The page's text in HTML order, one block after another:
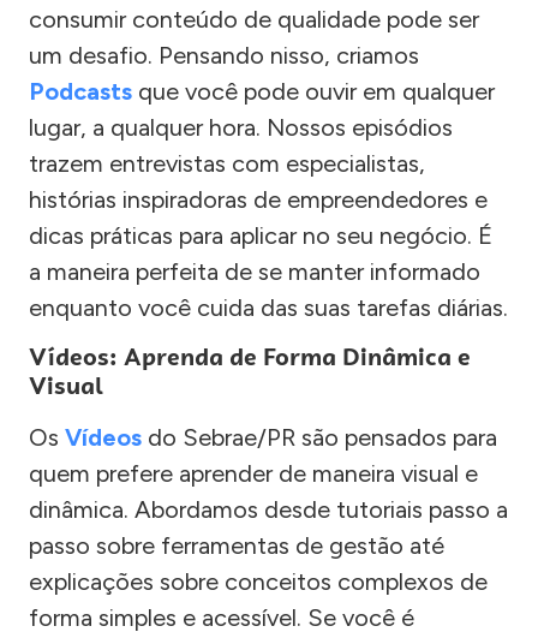
consumir conteúdo de qualidade pode ser
um desafio. Pensando nisso, criamos
Podcasts que você pode ouvir em qualquer
lugar, a qualquer hora. Nossos episódios
trazem entrevistas com especialistas,
histórias inspiradoras de empreendedores e
dicas práticas para aplicar no seu negócio. É
a maneira perfeita de se manter informado
enquanto você cuida das suas tarefas diárias.
Vídeos: Aprenda de Forma Dinâmica e
Visual
Os Vídeos do Sebrae/PR são pensados para
quem prefere aprender de maneira visual e
dinâmica. Abordamos desde tutoriais passo a
passo sobre ferramentas de gestão até
explicações sobre conceitos complexos de
forma simples e acessível. Se você é